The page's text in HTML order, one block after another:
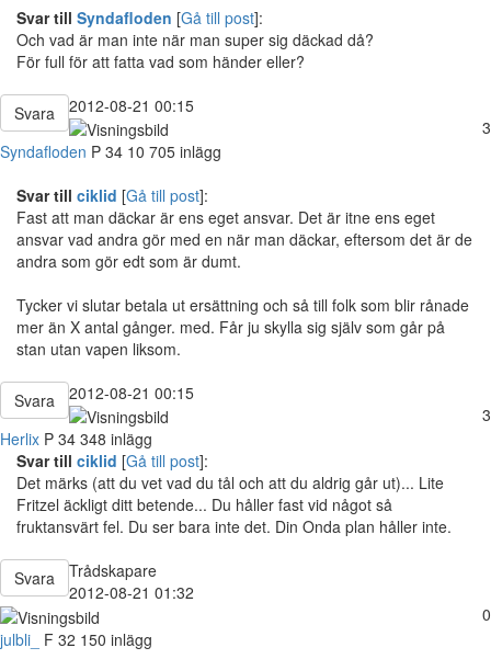
Svar till Syndafloden [Gå till post]:
Och vad är man inte när man super sig däckad då?
För full för att fatta vad som händer eller?
Svara
2012-08-21 00:15
3
Syndafloden P 34 10 705 inlägg
Svar till ciklid [Gå till post]:
Fast att man däckar är ens eget ansvar. Det är itne ens eget
ansvar vad andra gör med en när man däckar, eftersom det är de
andra som gör edt som är dumt.
Tycker vi slutar betala ut ersättning och så till folk som blir rånade
mer än X antal gånger. med. Får ju skylla sig själv som går på
stan utan vapen liksom.
Svara
2012-08-21 00:15
3
Herlix P 34 348 inlägg
Svar till ciklid [Gå till post]:
Det märks (att du vet vad du tål och att du aldrig går ut)... Lite
Fritzel äckligt ditt betende... Du håller fast vid något så
fruktansvärt fel. Du ser bara inte det. Din Onda plan håller inte.
Svara
Trådskapare
2012-08-21 01:32
0
julbli_
F 32 150 inlägg